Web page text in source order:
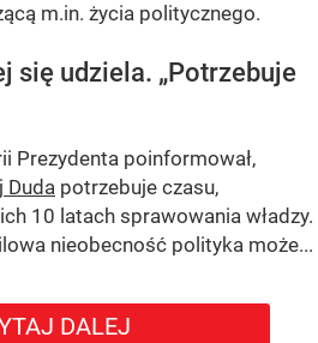
m.in. życia politycznego.
się udziela. „Potrzebuje
Prezydenta poinformował,
Duda potrzebuje czasu,
10 latach sprawowania władzy.
nieobecność polityka może...
DALEJ